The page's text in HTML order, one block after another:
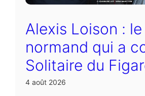
Alexis Loison :
normand qui a
Solitaire du
4 août 2026